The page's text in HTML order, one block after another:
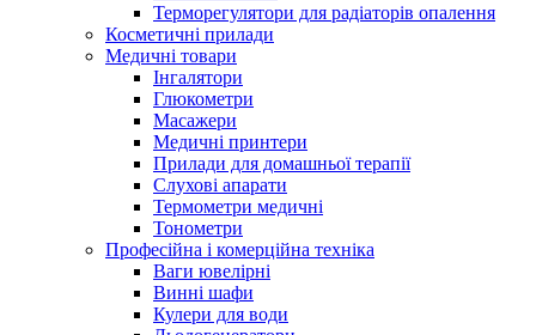
Терморегулятори для радіаторів опалення
Косметичні прилади
Медичні товари
Інгалятори
Глюкометри
Масажери
Медичні принтери
Прилади для домашньої терапії
Слухові апарати
Термометри медичні
Тонометри
Професійна і комерційна техніка
Ваги ювелірні
Винні шафи
Кулери для води